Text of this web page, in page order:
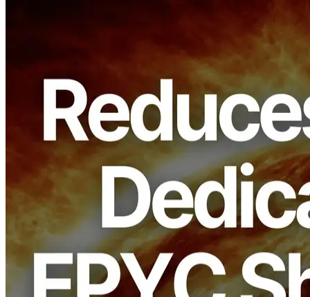
ELSOUL LABO B.V. (Hauptsitz: Amsterdam, Niederlande; CEO:
Fumitake Kawasaki) und Validators DAO, die ERPC betreiben,
haben den monatlichen Preis des Solana gewidmet reduziert gRPC
und Shredstream „EPYC Plan“ bis 980 €/Monat.
Durch kontinuierliche hausinterne Forschung und Entwicklung,
ELSOUL LABO und Validators DAO haben eine hocheffiziente
und energiesparende Architektur aufgebaut. Das verbesserte Design
hält eine äquivalente Leistung bei gleichzeitiger Kostensenkung und
macht die hochgradige Konfiguration für Entwickler und
Infrastrukturanbieter zugänglich.
Hintergrund: Errichtung einer
hocheffizienten Architektur durch F&E